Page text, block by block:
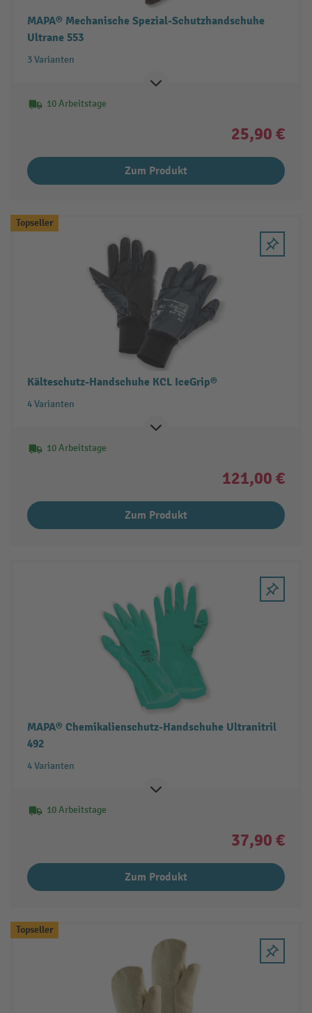
MAPA® Mechanische Spezial-Schutzhandschuhe
Ultrane 553
3 Varianten
10 Arbeitstage
25,90 €
Zum Produkt
Topseller
Kälteschutz-Handschuhe KCL IceGrip®
4 Varianten
10 Arbeitstage
121,00 €
Zum Produkt
MAPA® Chemikalienschutz-Handschuhe Ultranitril
492
4 Varianten
10 Arbeitstage
37,90 €
Zum Produkt
Topseller